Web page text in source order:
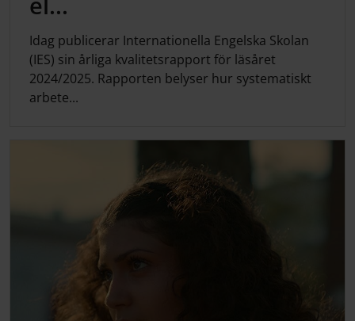
Idag publicerar Internationella Engelska Skolan
(IES) sin årliga kvalitetsrapport för läsåret
2024/2025. Rapporten belyser hur systematiskt
arbete...